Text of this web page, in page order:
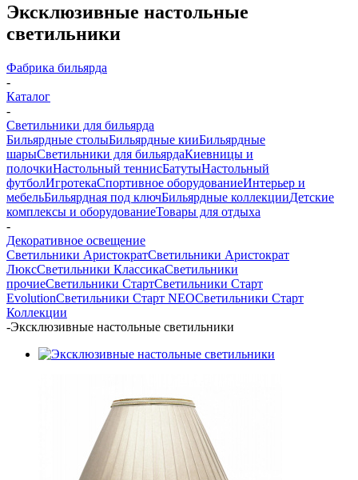
Эксклюзивные настольные
светильники
Фабрика бильярда
-
Каталог
-
Светильники для бильярда
Бильярдные столыБильярдные кииБильярдные
шарыСветильники для бильярдаКиевницы и
полочкиНастольный теннисБатутыНастольный
футболИгротекаСпортивное оборудованиеИнтерьер и
мебельБильярдная под ключБильярдные коллекцииДетские
комплексы и оборудованиеТовары для отдыха
-
Декоративное освещение
Светильники АристократСветильники Аристократ
ЛюксСветильники КлассикаСветильники
прочиеСветильники СтартСветильники Старт
EvolutionСветильники Старт NEOСветильники Старт
Коллекции
-Эксклюзивные настольные светильники